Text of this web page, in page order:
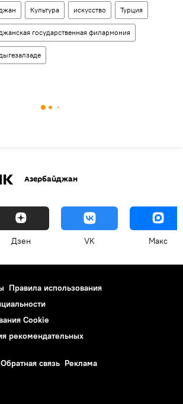
Культура искусство Турция
государственная филармония
Азербайджан
Дзен VK Макс
Правила использования
Cookie
рекомендательных
Обратная связь Реклама